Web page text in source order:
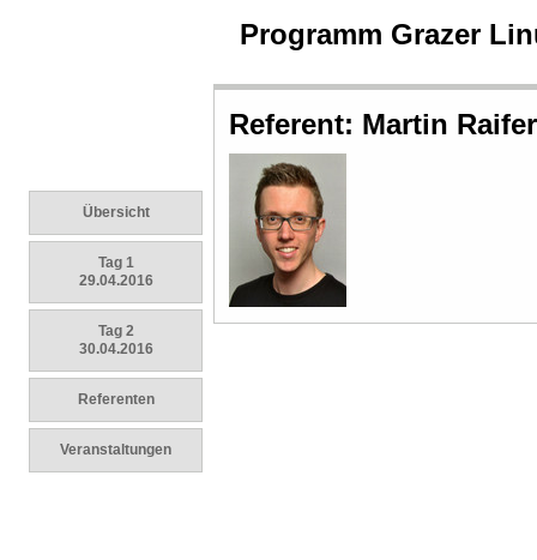
Programm Grazer
Übersicht
Tag 1
29.04.2016
Tag 2
30.04.2016
Referenten
Veranstaltungen
Referent: Martin Raifer